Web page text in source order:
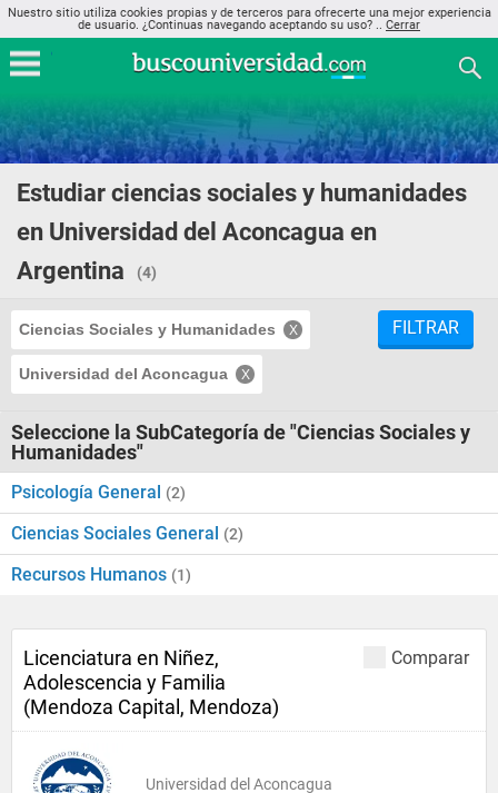
Nuestro sitio utiliza cookies propias y de terceros para ofrecerte una mejor experiencia
de usuario. ¿Continuas navegando aceptando su uso? .. Cerrar
Estudiar ciencias sociales y humanidades
en Universidad del Aconcagua en
Argentina
(4)
Ciencias Sociales y Humanidades
Universidad del Aconcagua
FILTRAR
Seleccione la SubCategoría de "Ciencias Sociales y
Humanidades"
Psicología General (2)
Ciencias Sociales General (2)
Recursos Humanos (1)
Comparar
Licenciatura en Niñez,
Adolescencia y Familia
(Mendoza Capital, Mendoza)
Universidad del Aconcagua